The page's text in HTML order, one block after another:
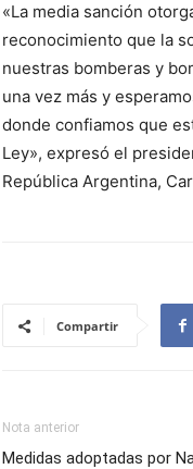
«La media sanción
reconocimiento que la
nuestras bomberas y
una vez más y
donde confiamos que
Ley», expresó el
República Argentina,
Compartir
Nota anterior
Medidas adoptadas por